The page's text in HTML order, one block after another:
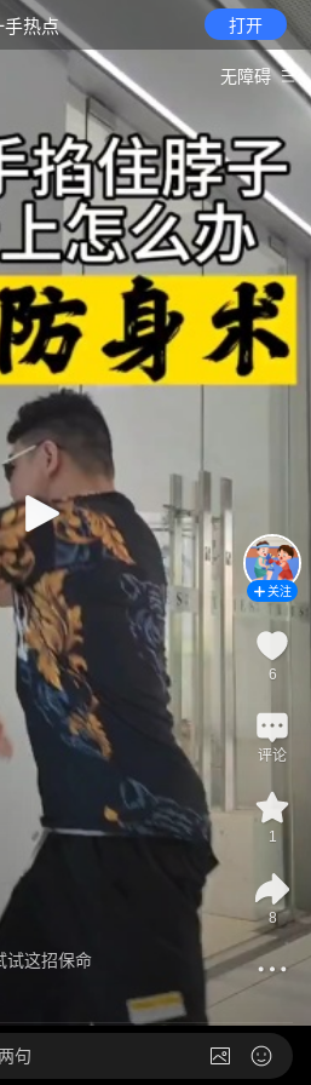
手热点 打开
无障碍
试这招保命
关注
6
评论
1
8
句